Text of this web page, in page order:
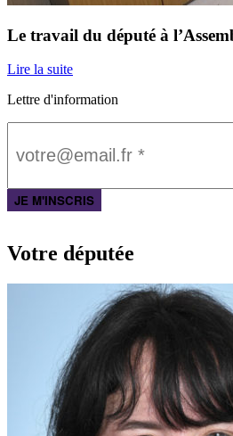
Le travail du député à
Lire la suite
Lettre d'information
Votre députée